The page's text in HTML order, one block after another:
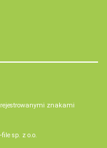
znakami
file sp. z o.o.